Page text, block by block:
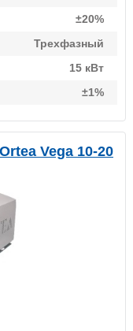
±20%
Трехфазный
15 кВт
±1%
Vega 10-20